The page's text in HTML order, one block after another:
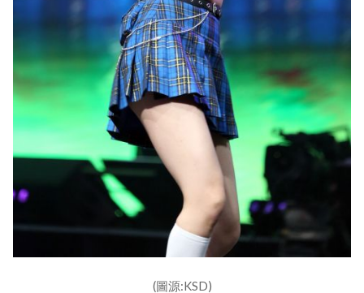
(圖源:KSD)